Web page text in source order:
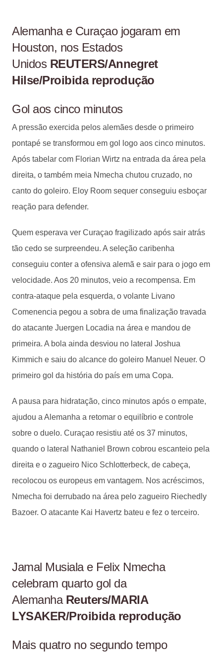
Alemanha e Curaçao jogaram em
Houston, nos Estados
Unidos REUTERS/Annegret
Hilse/Proibida reprodução
Gol aos cinco minutos
A pressão exercida pelos alemães desde o primeiro
pontapé se transformou em gol logo aos cinco minutos.
Após tabelar com Florian Wirtz na entrada da área pela
direita, o também meia Nmecha chutou cruzado, no
canto do goleiro. Eloy Room sequer conseguiu esboçar
reação para defender.
Quem esperava ver Curaçao fragilizado após sair atrás
tão cedo se surpreendeu. A seleção caribenha
conseguiu conter a ofensiva alemã e sair para o jogo em
velocidade. Aos 20 minutos, veio a recompensa. Em
contra-ataque pela esquerda, o volante Livano
Comenencia pegou a sobra de uma finalização travada
do atacante Juergen Locadia na área e mandou de
primeira. A bola ainda desviou no lateral Joshua
Kimmich e saiu do alcance do goleiro Manuel Neuer. O
primeiro gol da história do país em uma Copa.
A pausa para hidratação, cinco minutos após o empate,
ajudou a Alemanha a retomar o equilíbrio e controle
sobre o duelo. Curaçao resistiu até os 37 minutos,
quando o lateral Nathaniel Brown cobrou escanteio pela
direita e o zagueiro Nico Schlotterbeck, de cabeça,
recolocou os europeus em vantagem. Nos acréscimos,
Nmecha foi derrubado na área pelo zagueiro Riechedly
Bazoer. O atacante Kai Havertz bateu e fez o terceiro.
Jamal Musiala e Felix Nmecha
celebram quarto gol da
Alemanha Reuters/MARIA
LYSAKER/Proibida reprodução
Mais quatro no segundo tempo